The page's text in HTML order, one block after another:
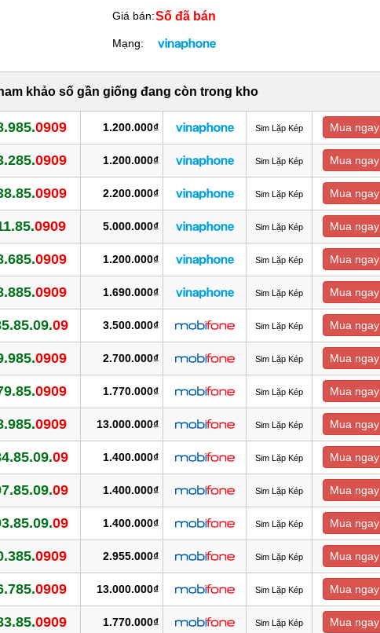
Giá bán:Số đã bán
Mạng:
khảo số gần giống đang còn trong kho
0909 1.200.000₫ Sim Lặp Kép Mua ngay
0909 1.200.000₫ Sim Lặp Kép Mua ngay
0909 2.200.000₫ Sim Lặp Kép Mua ngay
0909 5.000.000₫ Sim Lặp Kép Mua ngay
0909 1.200.000₫ Sim Lặp Kép Mua ngay
0909 1.690.000₫ Sim Lặp Kép Mua ngay
09 3.500.000₫ Sim Lặp Kép Mua ngay
0909 2.700.000₫ Sim Lặp Kép Mua ngay
0909 1.770.000₫ Sim Lặp Kép Mua ngay
0909 13.000.000₫ Sim Lặp Kép Mua ngay
09 1.400.000₫ Sim Lặp Kép Mua ngay
09 1.400.000₫ Sim Lặp Kép Mua ngay
09 1.400.000₫ Sim Lặp Kép Mua ngay
0909 2.955.000₫ Sim Lặp Kép Mua ngay
0909 13.000.000₫ Sim Lặp Kép Mua ngay
0909 1.770.000₫ Sim Lặp Kép Mua ngay